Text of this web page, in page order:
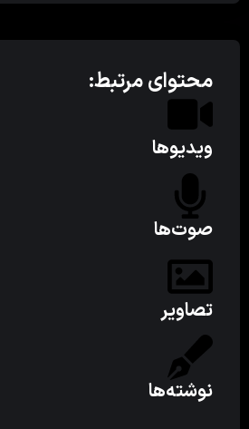
محتوای مرتبط:
ویدیوها
صوت‌ها
تصاویر
نوشته‌ها